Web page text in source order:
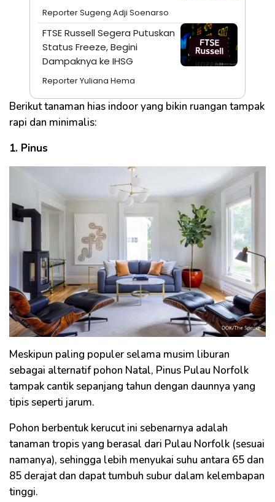
Reporter Sugeng Adji Soenarso
FTSE Russell Segera Putuskan
Status Freeze, Begini
Dampaknya ke IHSG
Reporter Yuliana Hema
Berikut tanaman hias indoor yang bikin ruangan tampak
rapi dan minimalis:
1. Pinus
Meskipun paling populer selama musim liburan
sebagai alternatif pohon Natal, Pinus Pulau Norfolk
tampak cantik sepanjang tahun dengan daunnya yang
tipis seperti jarum.
Pohon berbentuk kerucut ini sebenarnya adalah
tanaman tropis yang berasal dari Pulau Norfolk (sesuai
namanya), sehingga lebih menyukai suhu antara 65 dan
85 derajat dan dapat tumbuh subur dalam kelembapan
tinggi.